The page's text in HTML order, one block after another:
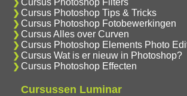
Cursus Photoshop Tips & Tricks
Cursus Photoshop Fotobewerkingen
Cursus Alles over Curven
Cursus Photoshop Elements Photo
Cursus Wat is er nieuw in Photoshop?
Cursus Photoshop Effecten
Cursussen Luminar